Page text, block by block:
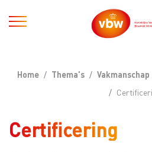
Home Thema's Vakmanschap
Certificering